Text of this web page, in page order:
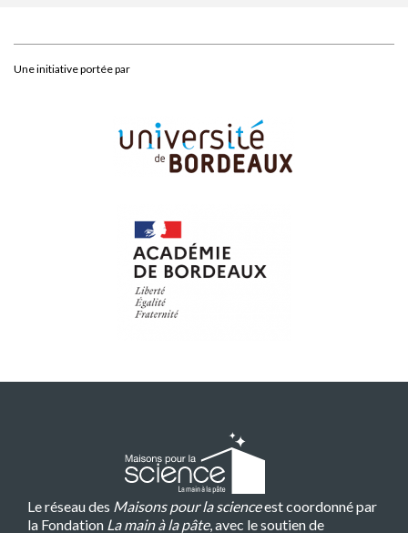
Une initiative portée par
Le réseau des Maisons pour la scienceest coordonné par
la Fondation La main à la pâte, avec le soutien de